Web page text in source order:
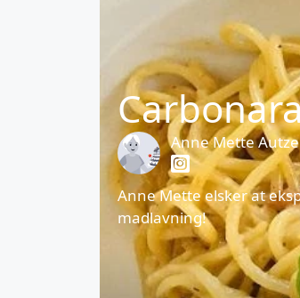
Anne Mette
Anne Mette elsker at
madlavning!